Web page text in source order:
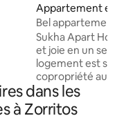
Appartement en
Bocapán
Bel appartement
piscine
Sukha Apart
et joie en un seul
logement est
copropriété au
LA PISCINE ».
fonctionnel, il te
chez toi ; idéal
dans les
à Zorritos